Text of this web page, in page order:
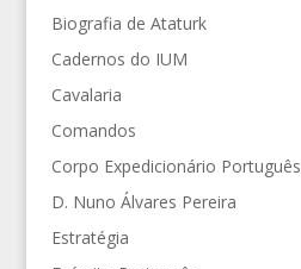
Biografia de Ataturk
Cadernos do IUM
Cavalaria
Comandos
Corpo Expedicionário Português
D. Nuno Álvares Pereira
Estratégia